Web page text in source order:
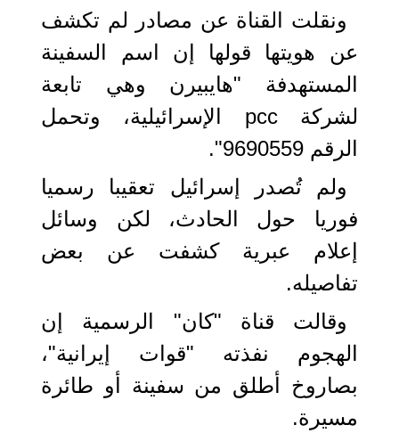
ونقلت القناة عن مصادر لم تكشف
عن هويتها قولها إن اسم السفينة
المستهدفة "هايبيرن وهي تابعة
لشركة pcc الإسرائيلية، وتحمل
الرقم 9690559".
ولم تُصدر إسرائيل تعقيبا رسميا
فوريا حول الحادث، لكن وسائل
إعلام عبرية كشفت عن بعض
تفاصيله.
وقالت قناة "كان" الرسمية إن
الهجوم نفذته "قوات إيرانية"،
بصاروخ أطلق من سفينة أو طائرة
مسيرة.